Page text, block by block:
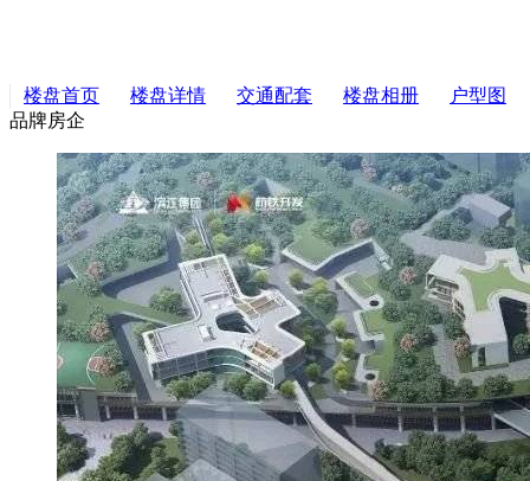
楼盘首页 楼盘详情 交通配套 楼盘相册
户型图
品牌房企